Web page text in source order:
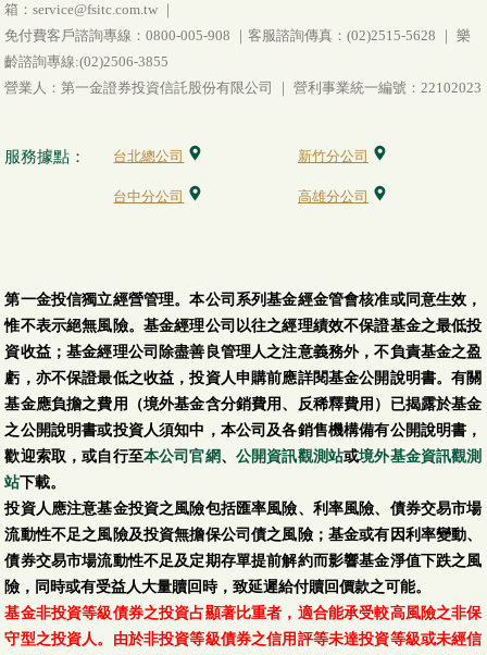
箱：service@fsitc.com.tw ｜
免付費客戶諮詢專線：0800-005-908 ｜客服諮詢傳真：(02)2515-5628 ｜ 樂
齡諮詢專線:(02)2506-3855
營業人：第一金證券投資信託股份有限公司 ｜ 營利事業統一編號：22102023
服務據點： 台北總公司 新竹分公司
台中分公司 高雄分公司
第一金投信獨立經營管理。本公司系列基金經金管會核准或同意生效，
惟不表示絕無風險。基金經理公司以往之經理績效不保證基金之最低投
資收益；基金經理公司除盡善良管理人之注意義務外，不負責基金之盈
虧，亦不保證最低之收益，投資人申購前應詳閱基金公開說明書。有關
基金應負擔之費用（境外基金含分銷費用、反稀釋費用）已揭露於基金
之公開說明書或投資人須知中，本公司及各銷售機構備有公開說明書，
歡迎索取，或自行至本公司官網、 公開資訊觀測站或境外基金資訊觀測
站下載。
投資人應注意基金投資之風險包括匯率風險、利率風險、債券交易市場
流動性不足之風險及投資無擔保公司債之風險；基金或有因利率變動、
債券交易市場流動性不足及定期存單提前解約而影響基金淨值下跌之風
險，同時或有受益人大量贖回時，致延遲給付贖回價款之可能。
基金非投資等級債券之投資占顯著比重者，適合能承受較高風險之非保
守型之投資人。由於非投資等級債券之信用評等未達投資等級或未經信